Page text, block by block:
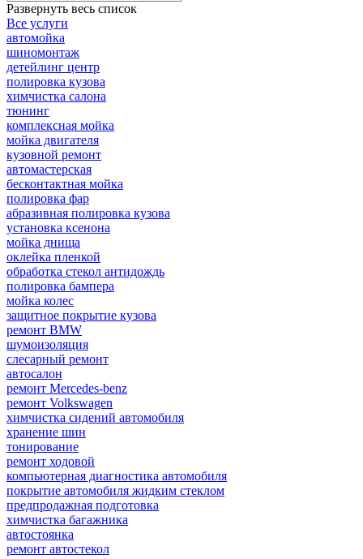
Развернуть весь список
Все услуги
автомойка
шиномонтаж
детейлинг центр
полировка кузова
химчистка салона
тюнинг
комплексная мойка
мойка двигателя
кузовной ремонт
автомастерская
бесконтактная мойка
полировка фар
абразивная полировка кузова
установка ксенона
мойка днища
оклейка пленкой
обработка стекол антидождь
полировка бампера
мойка колес
защитное покрытие кузова
ремонт BMW
шумоизоляция
слесарный ремонт
автосалон
ремонт Mercedes-benz
ремонт Volkswagen
химчистка сидений автомобиля
хранение шин
тонирование
ремонт ходовой
компьютерная диагностика автомобиля
покрытие автомобиля жидким стеклом
предпродажная подготовка
химчистка багажника
автостоянка
ремонт автостекол